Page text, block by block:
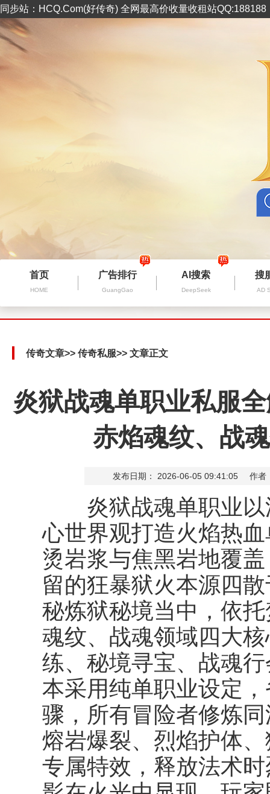
同步站：HCQ.Com(好传奇) 全网最高价收量收租站
首页
HOME
广告排行
GuangGao
AI搜索
DeepSeek
搜
AD
传奇文章>> 传奇私服>> 文章正文
炎狱战魂单职业私服
赤焰魂纹、战
发布日期： 2026-06-05 09:41:05 作者
炎狱战魂单职业以
心世界观打造火焰热
烫岩浆与焦黑岩地覆
留的狂暴狱火本源四
秘炼狱秘境当中，依
魂纹、战魂领域四大
练、秘境寻宝、战魂
本采用纯单职业设定
骤，所有冒险者修炼
熔岩爆裂、烈焰护体
专属特效，释放法术